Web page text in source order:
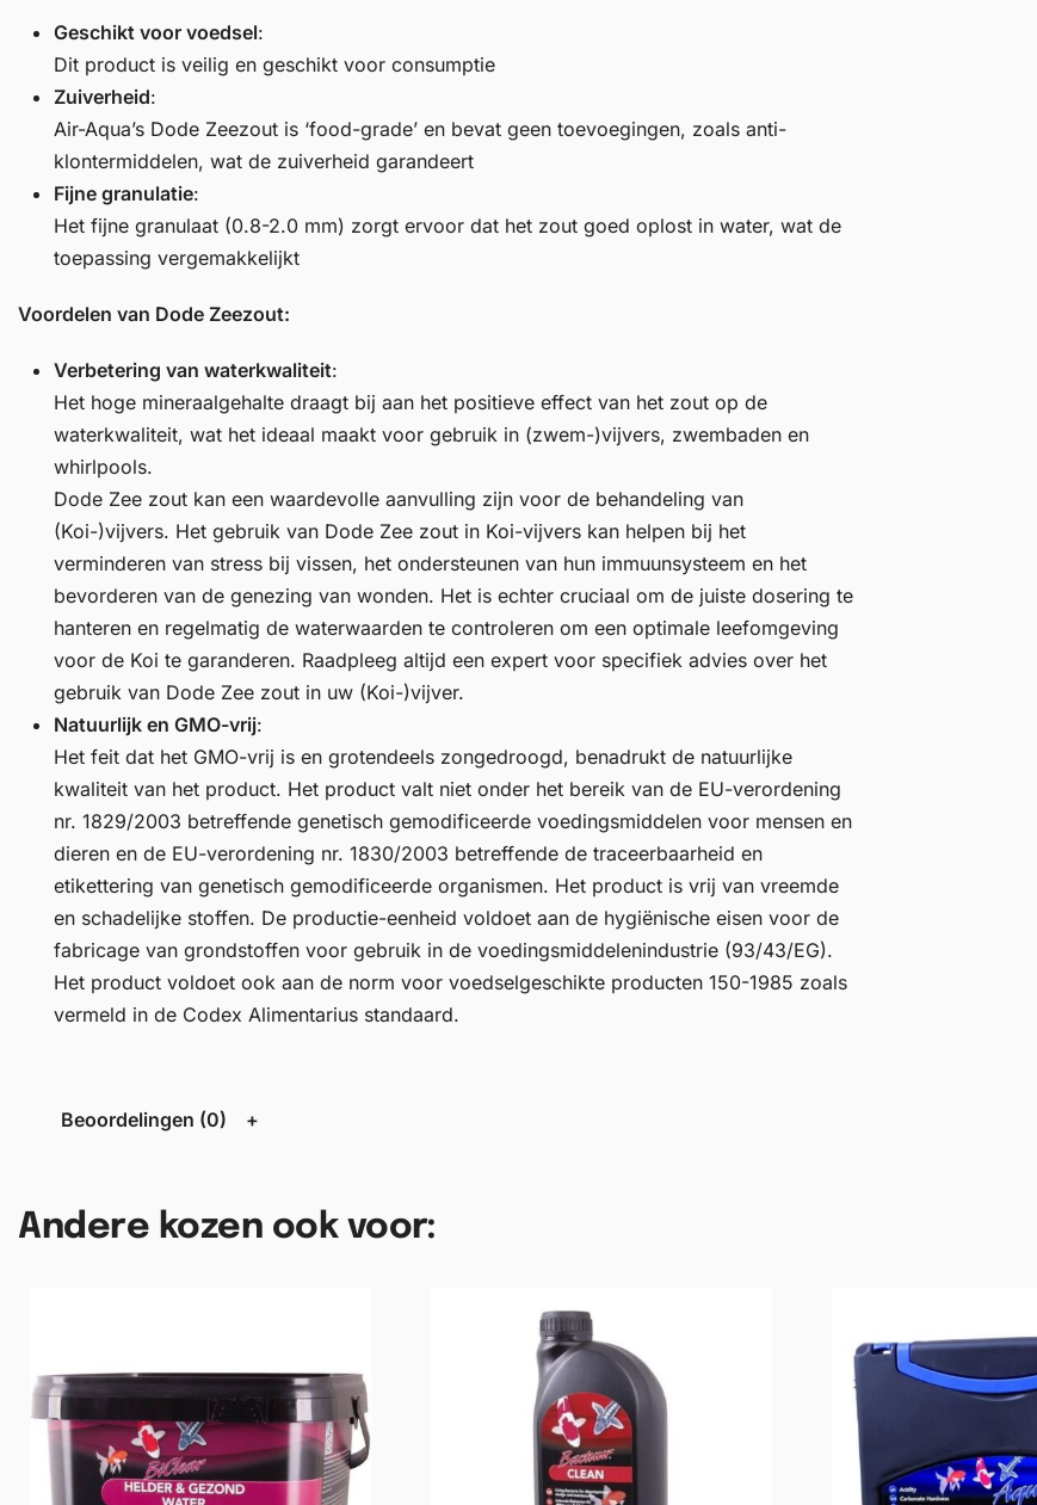
Geschikt voor voedsel:
Dit product is veilig en geschikt voor consumptie
Zuiverheid:
Air-Aqua’s Dode Zeezout is ‘food-grade’ en bevat geen toevoegingen, zoals anti-
klontermiddelen, wat de zuiverheid garandeert
Fijne granulatie:
Het fijne granulaat (0.8-2.0 mm) zorgt ervoor dat het zout goed oplost in water, wat de
toepassing vergemakkelijkt
Voordelen van Dode Zeezout:
Verbetering van waterkwaliteit:
Het hoge mineraalgehalte draagt bij aan het positieve effect van het zout op de
waterkwaliteit, wat het ideaal maakt voor gebruik in (zwem-)vijvers, zwembaden en
whirlpools.
Dode Zee zout kan een waardevolle aanvulling zijn voor de behandeling van
(Koi-)vijvers. Het gebruik van Dode Zee zout in Koi-vijvers kan helpen bij het
verminderen van stress bij vissen, het ondersteunen van hun immuunsysteem en het
bevorderen van de genezing van wonden. Het is echter cruciaal om de juiste dosering te
hanteren en regelmatig de waterwaarden te controleren om een optimale leefomgeving
voor de Koi te garanderen. Raadpleeg altijd een expert voor specifiek advies over het
gebruik van Dode Zee zout in uw (Koi-)vijver.
Natuurlijk en GMO-vrij:
Het feit dat het GMO-vrij is en grotendeels zongedroogd, benadrukt de natuurlijke
kwaliteit van het product. Het product valt niet onder het bereik van de EU-verordening
nr. 1829/2003 betreffende genetisch gemodificeerde voedingsmiddelen voor mensen en
dieren en de EU-verordening nr. 1830/2003 betreffende de traceerbaarheid en
etikettering van genetisch gemodificeerde organismen. Het product is vrij van vreemde
en schadelijke stoffen. De productie-eenheid voldoet aan de hygiënische eisen voor de
fabricage van grondstoffen voor gebruik in de voedingsmiddelenindustrie (93/43/EG).
Het product voldoet ook aan de norm voor voedselgeschikte producten 150-1985 zoals
vermeld in de Codex Alimentarius standaard.
Beoordelingen (0)
Andere kozen ook voor: